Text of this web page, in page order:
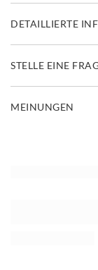
DETAILLIERTE
STELLE EINE
MEINUNGEN